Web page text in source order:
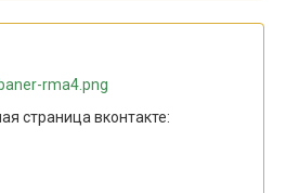
страница вконтакте: